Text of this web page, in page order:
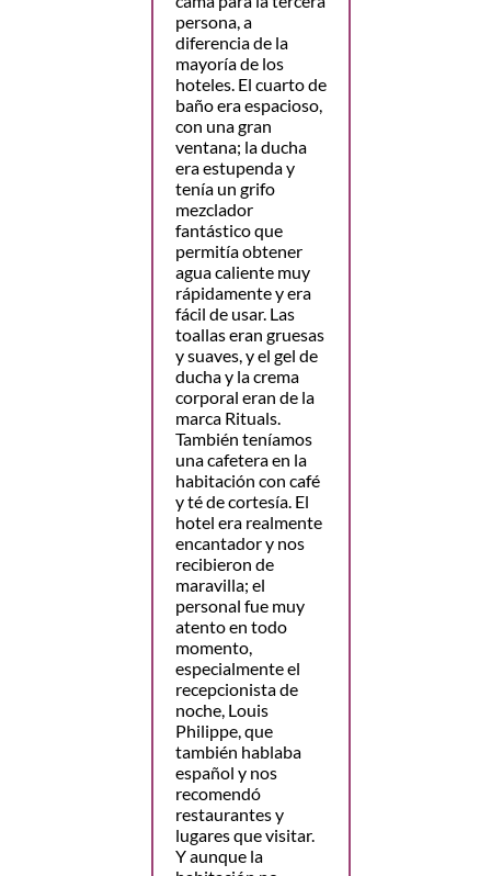
persona, a
diferencia de la
mayoría de los
hoteles. El cuarto de
baño era espacioso,
con una gran
ventana; la ducha
era estupenda y
tenía un grifo
mezclador
fantástico que
permitía obtener
agua caliente muy
rápidamente y era
fácil de usar. Las
toallas eran gruesas
y suaves, y el gel de
ducha y la crema
corporal eran de la
marca Rituals.
También teníamos
una cafetera en la
habitación con café
y té de cortesía. El
hotel era realmente
encantador y nos
recibieron de
maravilla; el
personal fue muy
atento en todo
momento,
especialmente el
recepcionista de
noche, Louis
Philippe, que
también hablaba
español y nos
recomendó
restaurantes y
lugares que visitar.
Y aunque la